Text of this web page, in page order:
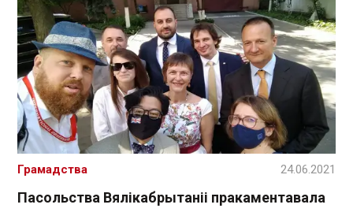
Пасольства Вялікабрытаніі пракаментавала
Грамадства 24.06.2021